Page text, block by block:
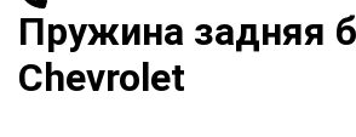
Пружина задняя
Chevrolet